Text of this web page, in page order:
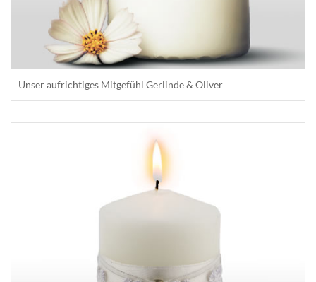
Unser aufrichtiges Mitgefühl Gerlinde & Oliver